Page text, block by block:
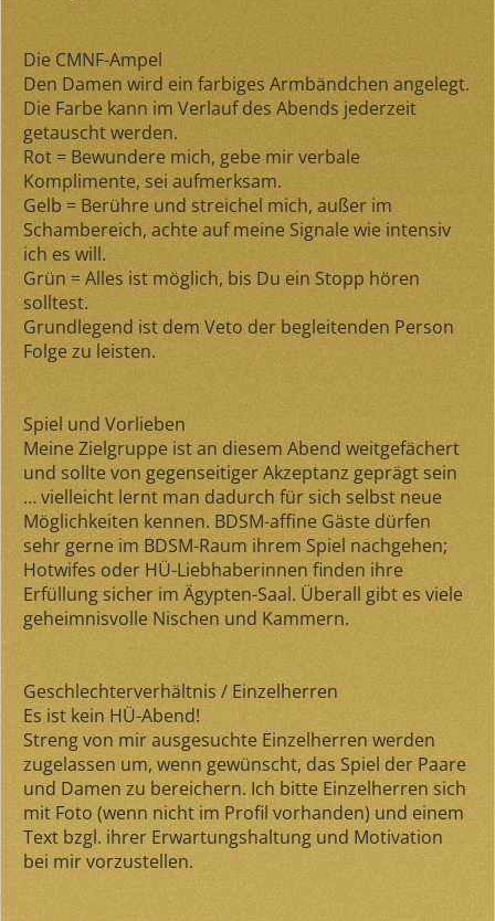
Die CMNF-Ampel
Den Damen wird ein farbiges Armbändchen angelegt.
Die Farbe kann im Verlauf des Abends jederzeit
getauscht werden.
Rot = Bewundere mich, gebe mir verbale
Komplimente, sei aufmerksam.
Gelb = Berühre und streichel mich, außer im
Schambereich, achte auf meine Signale wie intensiv
ich es will.
Grün = Alles ist möglich, bis Du ein Stopp hören
solltest.
Grundlegend ist dem Veto der begleitenden Person
Folge zu leisten.
Spiel und Vorlieben
Meine Zielgruppe ist an diesem Abend weitgefächert
und sollte von gegenseitiger Akzeptanz geprägt sein
… vielleicht lernt man dadurch für sich selbst neue
Möglichkeiten kennen. BDSM-affine Gäste dürfen
sehr gerne im BDSM-Raum ihrem Spiel nachgehen;
Hotwifes oder HÜ-Liebhaberinnen finden ihre
Erfüllung sicher im Ägypten-Saal. Überall gibt es viele
geheimnisvolle Nischen und Kammern.
Geschlechterverhältnis / Einzelherren
Es ist kein HÜ-Abend!
Streng von mir ausgesuchte Einzelherren werden
zugelassen um, wenn gewünscht, das Spiel der Paare
und Damen zu bereichern. Ich bitte Einzelherren sich
mit Foto (wenn nicht im Profil vorhanden) und einem
Text bzgl. ihrer Erwartungshaltung und Motivation
bei mir vorzustellen.